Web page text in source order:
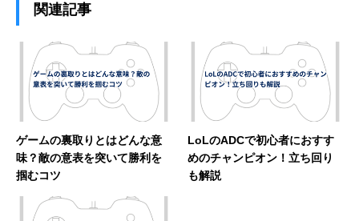
関連記事
ゲームの裏取りとはどんな意
味？敵の意表を突いて勝利を
掴むコツ
LoLのADCで初心者におすす
めのチャンピオン！立ち回り
も解説